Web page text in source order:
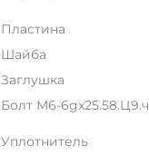
Пластина
Шайба
Заглушка
Болт М6-6gx25.58.Ц9.ч
Уплотнитель